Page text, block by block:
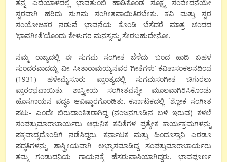
ತನ್ನ ಎದೆಯಾಳದಲ್ಲಿ ಭಾವತುಂಬಿ ಹಾಡಿಕೊಂಡ ಸೂಕ್ಷ್ಮ ಸಂವೇದನೆಯೇ
ಸ್ವರವಾಗಿ ಹರಿದು ಸುಗಮ ಸಂಗೀತವಾಯಿತಿರಬೇಕು. ಕವಿ ಮತ್ತು ಸ್ವರ
ಸಂಯೋಜಕರ ನಡುವೆ ಭಾವನೆಯ ಕೊಂಡಿ ಬೆಸೆದರೆ ಮಾತ್ರ ಚಂದದ
‘ಭಾವಗೀತೆ’ಯೊಂದು ಕೇಳುಗರ ಮನಸ್ಸನ್ನು ಸೇರಬಹುದೇನೋ.
ನಮ್ಮ ರಾಜ್ಯದಲ್ಲಿ ಈ ಸುಗಮ ಸಂಗೀತ ಬೆಳೆದು ಬಂದ ಹಾದಿ ಬಹಳ
ಸುಂದರವಾದದ್ದು. ವೀ. ಸೀತಾರಾಮಯ್ಯನವರ ‘ಗೀತೆಗಳು’ ಕವಿತಾಸಂಕಲನದಿಂದ
(1931) ಹಳೇಮೈಸೂರು ಪ್ರಾಂತ್ಯದಲ್ಲಿ ಸುಗಮಸಂಗೀತ ಚಿಗುರಲು
ಪ್ರಾರಂಭವಾಯಿತು. ಶಾಸ್ತ್ರೀಯ ಸಂಗೀತವನ್ನೇ ಮೂಲವಾಗಿರಿಸಿಕೊಂಡು
ಹೊಸಗಾಯನ ಪದ್ಧತಿ ಆವಿಷ್ಕಾರಗೊಂಡಿತು. ಕರ್ನಾಟಕದಲ್ಲಿ `ಶ್ಲೋಕ ಸಂಗೀತ
ಪಟು- ಎಂದೇ ಬಿರುದಾಂಕಿತರಾಗಿದ್ದ (ನಂಜನಗೂಡಿನ ಬಳಿ ಇರುವ) ಕಳಲೆ
ಸಂಪತ್ಕುಮಾರಾಚಾರ್ಯರು ಆಧುನಿಕ ಕವಿತೆಗಳ ಪ್ರತ್ಯೇಕ ಕಾರ್ಯಕ್ರಮಗಳನ್ನು
ಪಕ್ಕವಾದ್ಯದೊಂದಿಗೆ ನಡೆಸಿದ್ದರು. ಕರ್ನಾಟಕ ಮತ್ತು ಹಿಂದೂಸ್ತಾನಿ ಎರಡೂ
ಪದ್ಧತಿಗಳನ್ನು ಶಾಸ್ತ್ರೀಯವಾಗಿ ಅಭ್ಯಾಸಮಾಡಿದ್ದ ಸಂಪತ್ತುಮಾರಾಚಾರ್ಯರು
ತಮ್ಮ ಗಂಡುದನಿಯ ಗಾಯನಕ್ಕೆ ಹೆಸರುವಾಸಿಯಾಗಿದ್ದರು. ಭಾವಪೂರ್ಣ